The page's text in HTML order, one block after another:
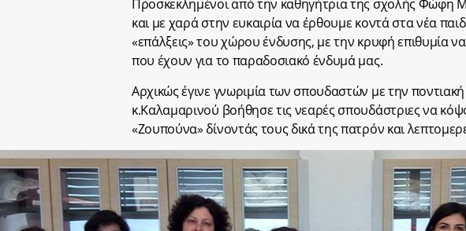
Προσκεκλημένοι από την καθηγήτρια της σχολής Φώφη
και με χαρά στην ευκαιρία να έρθουμε κοντά στα νέα
«επάλξεις» του χώρου ένδυσης, με την κρυφή επιθυμία
που έχουν για το παραδοσιακό ένδυμά μας.
Αρχικώς έγινε γνωριμία των σπουδαστών με την
κ.Καλαμαρινού βοήθησε τις νεαρές σπουδάστριες να
«Ζουπούνα» δίνοντάς τους δικά της πατρόν και